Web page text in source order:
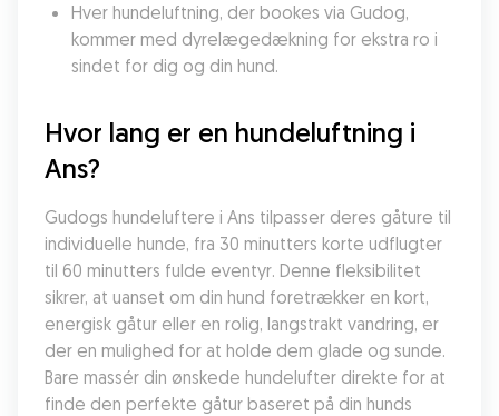
Hver hundeluftning, der bookes via Gudog,
kommer med dyrelægedækning for ekstra ro i
sindet for dig og din hund.
Hvor lang er en hundeluftning i
Ans?
Gudogs hundeluftere i Ans tilpasser deres gåture til
individuelle hunde, fra 30 minutters korte udflugter
til 60 minutters fulde eventyr. Denne fleksibilitet
sikrer, at uanset om din hund foretrækker en kort,
energisk gåtur eller en rolig, langstrakt vandring, er
der en mulighed for at holde dem glade og sunde.
Bare massér din ønskede hundelufter direkte for at
finde den perfekte gåtur baseret på din hunds